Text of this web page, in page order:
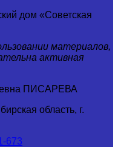
дом «Советская
материалов,
активная
ПИСАРЕВА
область, г.
673